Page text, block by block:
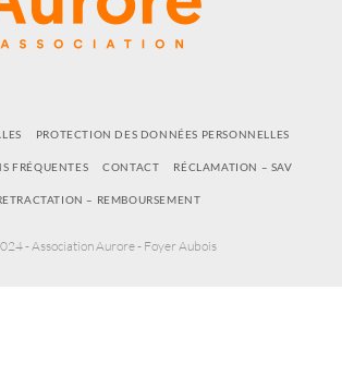
PROTECTION DES DONNÉES PERSONNELLES
FRÉQUENTES CONTACT RÉCLAMATION – SAV
– REMBOURSEMENT
- Association Aurore - Foyer Aubois